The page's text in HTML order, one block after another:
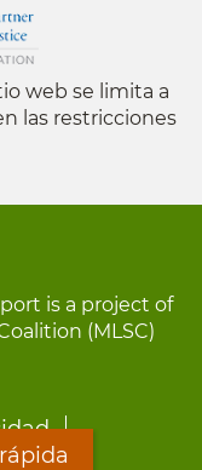
web se limita a
las restricciones
is a project of
(MLSC)